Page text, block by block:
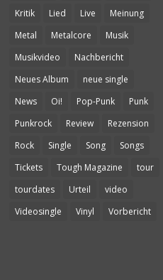
Kritik
Lied Live
Meinung
Metal
Metalcore
Musik
Musikvideo
Nachbericht
Neues Album
neue single
News
Oi! Pop-Punk
Punk
Punkrock
Review
Rezension
Rock
Single Song
Songs
Tickets
Tough Magazine
tour
tourdates
Urteil
video
Videosingle
Vinyl Vorbericht